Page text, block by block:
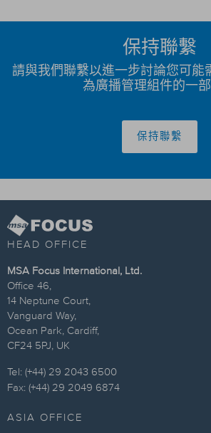
保持聯繫
請與我們聯繫以進一步討論您可能
為廣播管理組件的一部
保持聯繫
HEAD OFFICE
MSA Focus International, Ltd.
Office 46,
14 Neptune Court,
Vanguard Way,
Ocean Park, Cardiff,
CF24 5PJ, UK
Tel: (+44) 29 2043 6500
Fax: (+44) 29 2049 6874
ASIA OFFICE